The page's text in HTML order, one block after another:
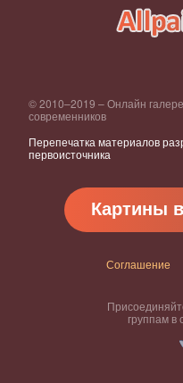
© 2010–2019 – Онлайн
современников
Перепечатка материалов
первоисточника
Картины
Соглашение
группам в